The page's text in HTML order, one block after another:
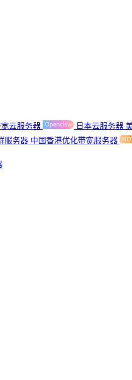
云服务器 日本云服务器
服务器 中国香港优化带宽服务器